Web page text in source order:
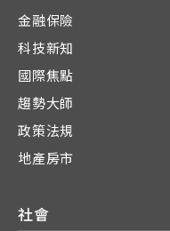
金融保險
科技新知
國際焦點
趨勢大師
政策法規
地產房市
社會